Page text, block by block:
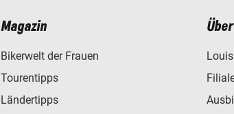
Magazin
Bikerwelt der Frauen
Tourentipps
Ländertipps